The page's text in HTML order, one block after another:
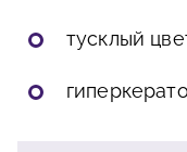
тусклый